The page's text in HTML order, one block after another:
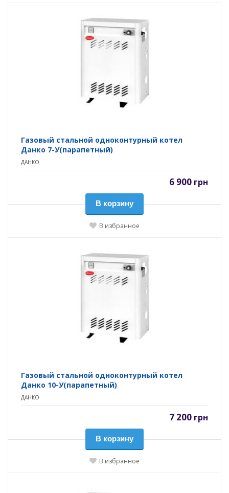
Газовый стальной одноконтурный котел
Данко 7-У(парапетный)
ДАНКО
6 900 грн
В корзину
В избранное
Газовый стальной одноконтурный котел
Данко 10-У(парапетный)
ДАНКО
7 200 грн
В корзину
В избранное